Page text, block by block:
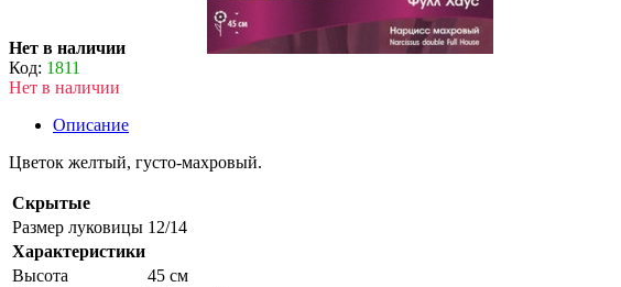
Нет в наличии
Код: 1811
Нет в наличии
Описание
Цветок желтый, густо-махровый.
Скрытые
Размер луковицы 12/14
Характеристики
Высота
45 см